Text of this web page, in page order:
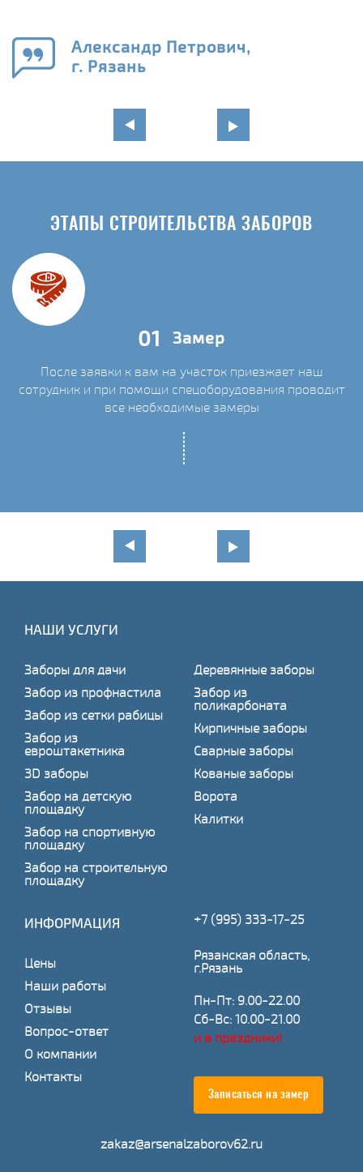
Александр Петрович,
г. Рязань
ЭТАПЫ СТРОИТЕЛЬСТВА ЗАБОРОВ
01 Замер
После заявки к вам на участок приезжает наш
сотрудник и при помощи спецоборудования проводит
все необходимые замеры
НАШИ УСЛУГИ
Заборы для дачи
Забор из профнастила
Забор из сетки рабицы
Забор из
евроштакетника
3D заборы
Забор на детскую
площадку
Забор на спортивную
площадку
Забор на строительную
площадку
Деревянные заборы
Забор из
поликарбоната
Кирпичные заборы
Сварные заборы
Кованые заборы
Ворота
Калитки
ИНФОРМАЦИЯ
Цены
Наши работы
Отзывы
Вопрос-ответ
О компании
Контакты
+7 (995) 333-17-25
Рязанская область,
г.Рязань
Пн-Пт: 9.00-22.00
Сб-Вс: 10.00-21.00
и в праздники!
Записаться на замер
zakaz@arsenalzaborov62.ru